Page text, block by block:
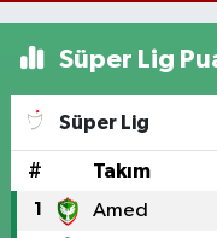
Süper Lig
Süper Lig
# Takım
1 Amed